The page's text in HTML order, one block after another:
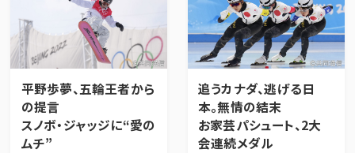
平野歩夢、五輪王者から
の提言
スノボ・ジャッジに“愛の
ムチ”
追うカナダ、逃げる日
本。無情の結末
お家芸パシュート、2大
会連続メダル